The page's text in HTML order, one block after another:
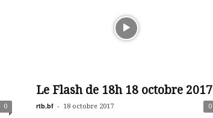
0
Le Flash de 18h 18 octobre 2017
rtb.bf - 18 octobre 2017 0